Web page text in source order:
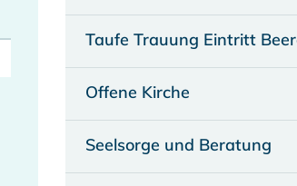
Taufe Trauung Eintritt
Offene Kirche
Seelsorge und Beratung